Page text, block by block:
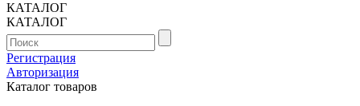
КАТАЛОГ
КАТАЛОГ
Регистрация
Авторизация
Каталог товаров